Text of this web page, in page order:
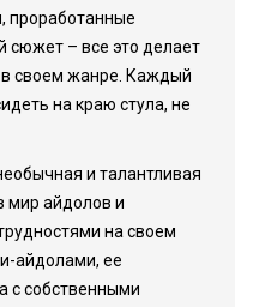
проработанные
– все это делает
своем жанре. Каждый
на краю стула, не
и талантливая
мир айдолов и
на своем
айдолами, ее
с собственными